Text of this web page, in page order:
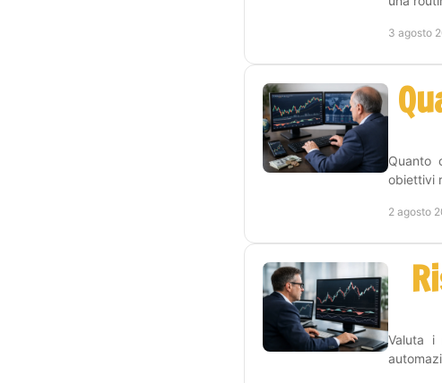
3 agosto
Quanto
obiettivi
2 agosto
Valuta i